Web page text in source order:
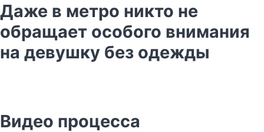
Даже в метро никто не
обращает особого внимания
на девушку без одежды
Видео процесса